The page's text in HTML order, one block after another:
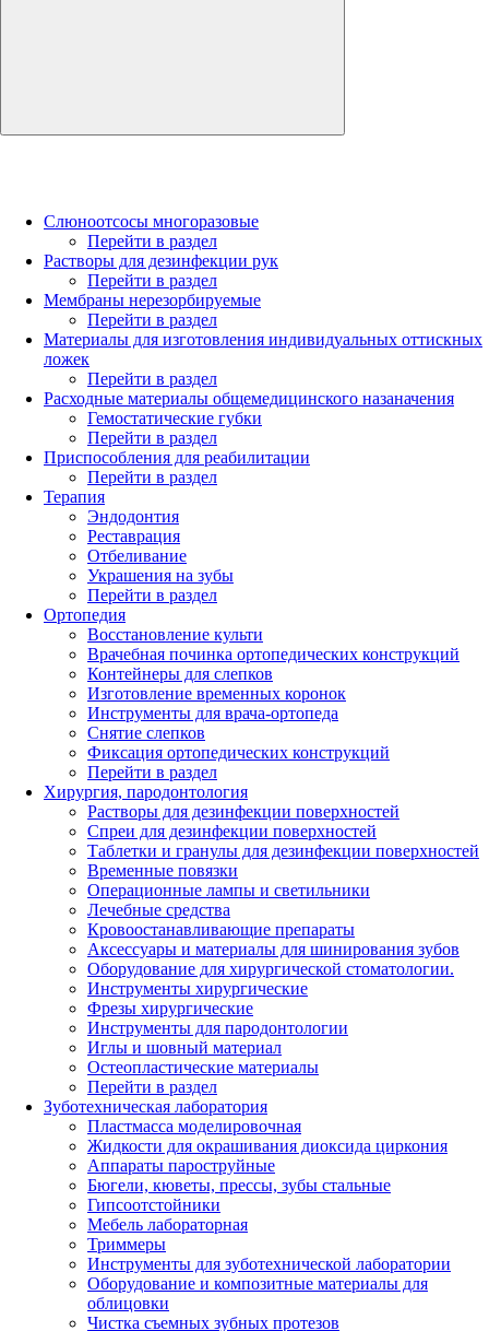
Слюноотсосы многоразовые
Перейти в раздел
Растворы для дезинфекции рук
Перейти в раздел
Мембраны нерезорбируемые
Перейти в раздел
Материалы для изготовления индивидуальных оттискных
ложек
Перейти в раздел
Расходные материалы общемедицинского назаначения
Гемостатические губки
Перейти в раздел
Приспособления для реабилитации
Перейти в раздел
Терапия
Эндодонтия
Реставрация
Отбеливание
Украшения на зубы
Перейти в раздел
Ортопедия
Восстановление культи
Врачебная починка ортопедических конструкций
Контейнеры для слепков
Изготовление временных коронок
Инструменты для врача-ортопеда
Снятие слепков
Фиксация ортопедических конструкций
Перейти в раздел
Хирургия, пародонтология
Растворы для дезинфекции поверхностей
Спреи для дезинфекции поверхностей
Таблетки и гранулы для дезинфекции поверхностей
Временные повязки
Операционные лампы и светильники
Лечебные средства
Кровоостанавливающие препараты
Аксессуары и материалы для шинирования зубов
Оборудование для хирургической стоматологии.
Инструменты хирургические
Фрезы хирургические
Инструменты для пародонтологии
Иглы и шовный материал
Остеопластические материалы
Перейти в раздел
Зуботехническая лаборатория
Пластмасса моделировочная
Жидкости для окрашивания диоксида циркония
Аппараты пароструйные
Бюгели, кюветы, прессы, зубы стальные
Гипсоотстойники
Мебель лабораторная
Триммеры
Инструменты для зуботехнической лаборатории
Оборудование и композитные материалы для
облицовки
Чистка съемных зубных протезов